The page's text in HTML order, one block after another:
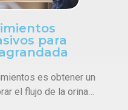
para
es obtener un
el flujo de la orina…